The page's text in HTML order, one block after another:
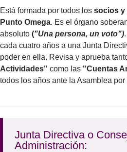
Está formada por todos los socios y
Punto Omega. Es el órgano
absoluto ("Una persona, un voto")
cada cuatro años a una Junta
poder en ella. Revisa y aprueba
Actividades" como las "Cuentas
todos los años ante la Asamblea
Junta Directiva o
Administración: